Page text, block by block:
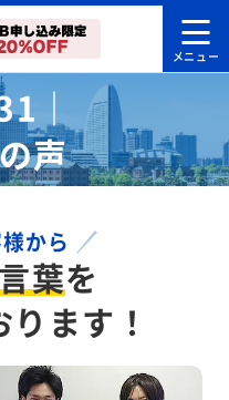
｜
声
から
葉を
ます！